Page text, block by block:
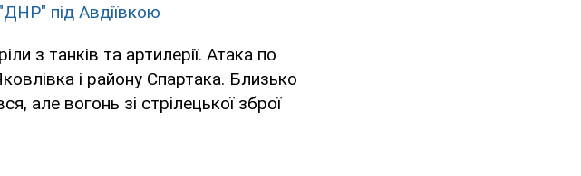
під Авдіївкою
з танків та артилерії. Атака по
і району Спартака. Близько
але вогонь зі стрілецької зброї